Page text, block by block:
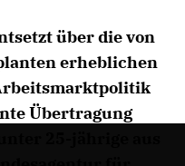
über die von
erheblichen
Übertragung
25-jährige aus